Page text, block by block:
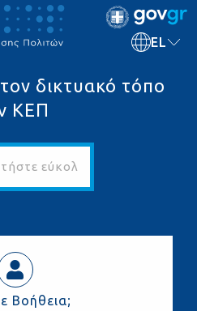
EL
δικτυακό τόπο
ΚΕΠ
εύκολα και γρήγορα...
Βοήθεια;